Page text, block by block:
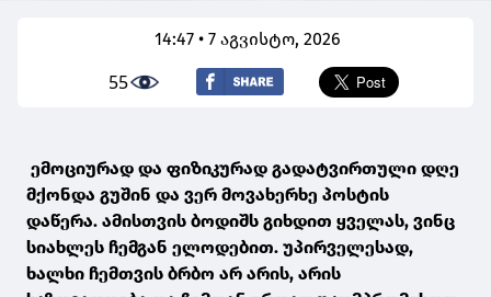
14:47 • 7 აგვისტო, 2026
55
ემოციურად და ფიზიკურად გადატვირთული დღე
მქონდა გუშინ და ვერ მოვახერხე პოსტის
დაწერა. ამისთვის ბოდიშს გიხდით ყველას, ვინც
სიახლეს ჩემგან ელოდებით. უპირველესად,
ხალხი ჩემთვის ბრბო არ არის, არის